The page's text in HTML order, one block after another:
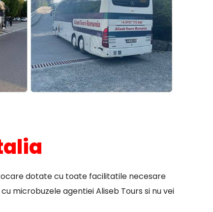
dotate cu toate facilitatile necesare
microbuzele agentiei Aliseb Tours si nu vei